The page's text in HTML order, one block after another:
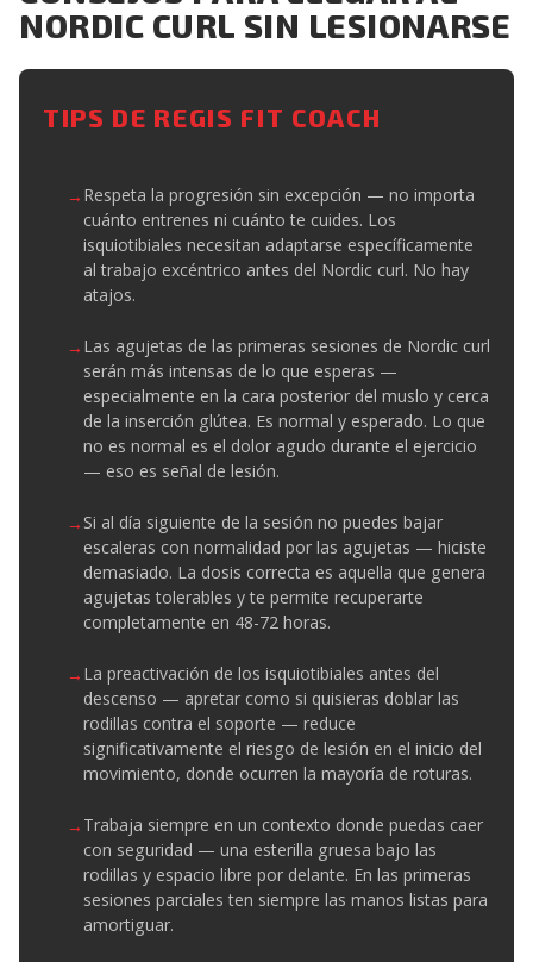
NORDIC CURL SIN LESIONARSE
TIPS DE REGIS FIT COACH
Respeta la progresión sin excepción — no importa
cuánto entrenes ni cuánto te cuides. Los
isquiotibiales necesitan adaptarse específicamente
al trabajo excéntrico antes del Nordic curl. No hay
atajos.
Las agujetas de las primeras sesiones de Nordic curl
serán más intensas de lo que esperas —
especialmente en la cara posterior del muslo y cerca
de la inserción glútea. Es normal y esperado. Lo que
no es normal es el dolor agudo durante el ejercicio
— eso es señal de lesión.
Si al día siguiente de la sesión no puedes bajar
escaleras con normalidad por las agujetas — hiciste
demasiado. La dosis correcta es aquella que genera
agujetas tolerables y te permite recuperarte
completamente en 48-72 horas.
La preactivación de los isquiotibiales antes del
descenso — apretar como si quisieras doblar las
rodillas contra el soporte — reduce
significativamente el riesgo de lesión en el inicio del
movimiento, donde ocurren la mayoría de roturas.
Trabaja siempre en un contexto donde puedas caer
con seguridad — una esterilla gruesa bajo las
rodillas y espacio libre por delante. En las primeras
sesiones parciales ten siempre las manos listas para
amortiguar.